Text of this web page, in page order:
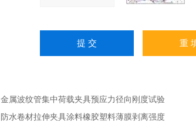
金属波纹管集中荷载夹具预应力径向刚度试验
防水卷材拉伸夹具涂料橡胶塑料薄膜剥离强度